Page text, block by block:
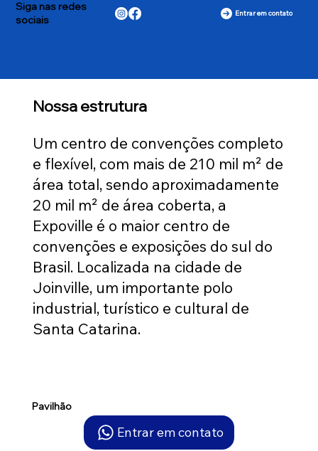
Siga nas redes
sociais
Entrar em contato
Nossa estrutura
Um centro de convenções completo
e flexível, com mais de 210 mil m² de
área total, sendo aproximadamente
20 mil m² de área coberta, a
Expoville é o maior centro de
convenções e exposições do sul do
Brasil. Localizada na cidade de
Joinville, um importante polo
industrial, turístico e cultural de
Santa Catarina.
Pavilhão
Entrar em contato